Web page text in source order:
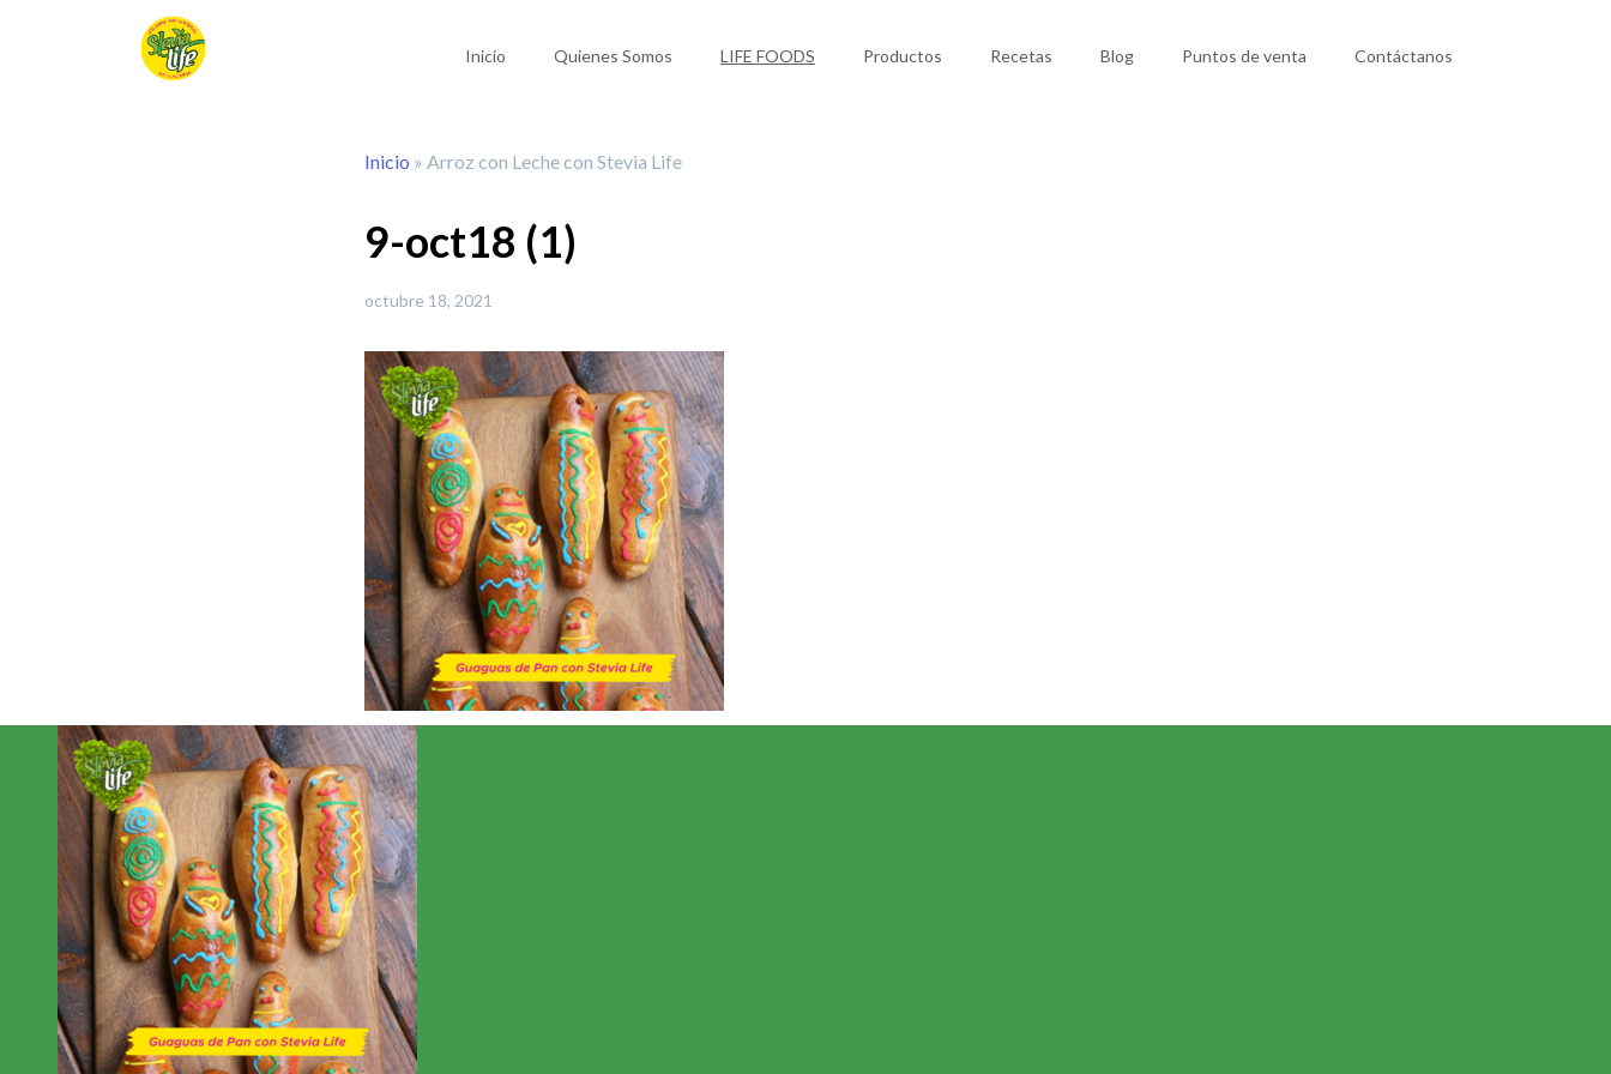
Inicio Quienes Somos LIFE FOODS Productos Recetas Blog Puntos de venta Contáctanos
Inicio » Arroz con Leche con Stevia Life
9-oct18 (1)
octubre 18, 2021